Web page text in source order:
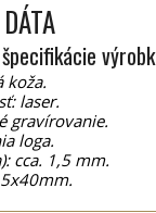
koža.
laser.
gravírovanie.
loga.
cca. 1,5 mm.